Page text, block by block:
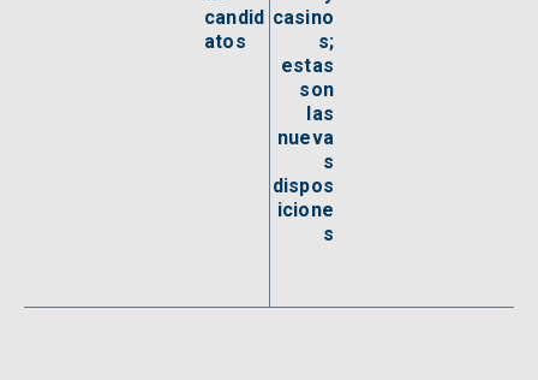
candid
atos
casino
s;
estas
son
las
nueva
s
dispos
icione
s